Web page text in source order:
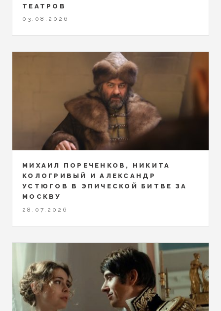
ТЕАТРОВ
03.08.2026
МИХАИЛ ПОРЕЧЕНКОВ, НИКИТА
КОЛОГРИВЫЙ И АЛЕКСАНДР
УСТЮГОВ В ЭПИЧЕСКОЙ БИТВЕ ЗА
МОСКВУ
28.07.2026